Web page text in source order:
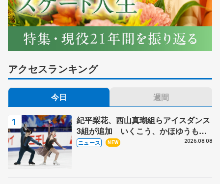
アクセスランキング
今日 週間
紀平梨花、西山真瑚組らアイスダンス
3組が追加 いくこう、かほゆうも、
木下グループ杯
ニュース NEW 2026.08.08